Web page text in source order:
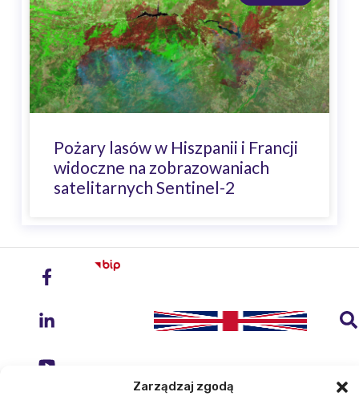
Zarządzaj zgodą
Pożary lasów w Hiszpanii i Francji
widoczne na zobrazowaniach
satelitarnych Sentinel-2